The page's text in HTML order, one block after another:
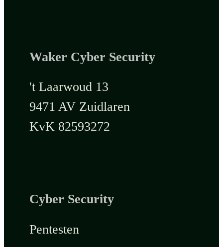
Waker Cyber Security
't Laarwoud 13
9471 AV Zuidlaren
KvK 82593272
Cyber Security
Pentesten